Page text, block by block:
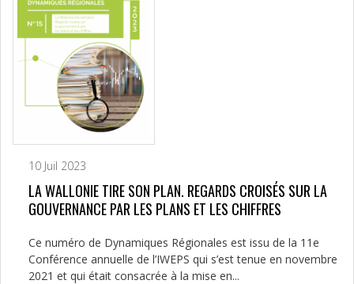
10 Juil 2023
LA WALLONIE TIRE SON PLAN. REGARDS CROISÉS SUR LA
GOUVERNANCE PAR LES PLANS ET LES CHIFFRES
Ce numéro de Dynamiques Régionales est issu de la 11e
Conférence annuelle de l’IWEPS qui s’est tenue en novembre
2021 et qui était consacrée à la mise en...